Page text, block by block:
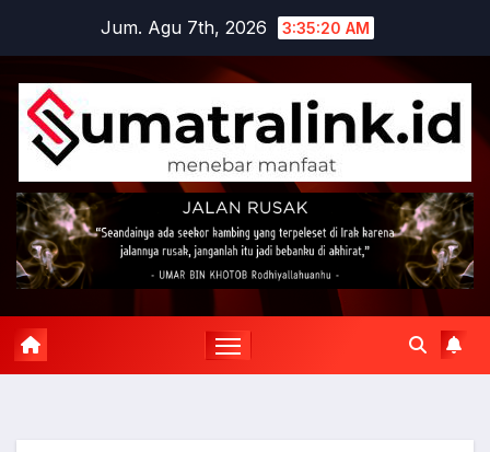
content
Jum. Agu 7th, 2026 3:35:21 AM